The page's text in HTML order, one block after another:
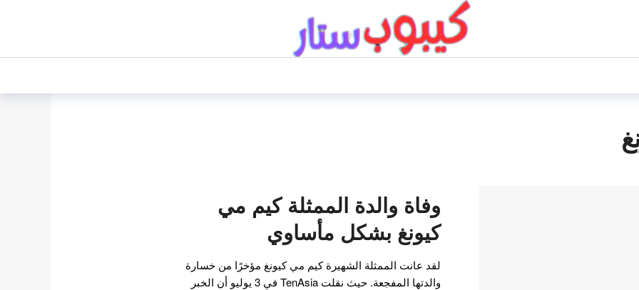
وفاة والدة الممثلة كيم مي
كيونغ بشكل مأساوي
لقد عانت الممثلة الشهيرة كيم مي كيونغ مؤخرًا من خسارة
والدتها المفجعة. حيث نقلت TenAsia في 3 يوليو أن الخبر